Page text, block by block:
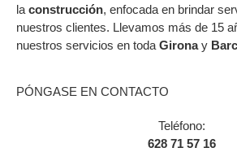
la construcción, enfocada en brindar
nuestros clientes. Llevamos más de 15
nuestros servicios en toda Gironay
PÓNGASE EN CONTACTO
Teléfono:
628 71 57 16